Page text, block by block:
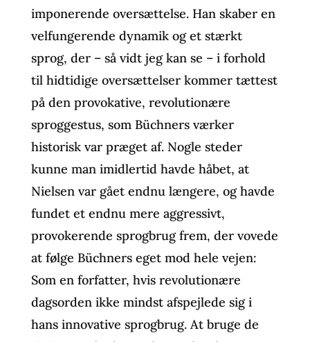
imponerende oversættelse. Han skaber en
velfungerende dynamik og et stærkt
sprog, der – så vidt jeg kan se – i forhold
til hidtidige oversættelser kommer tættest
på den provokative, revolutionære
sproggestus, som Büchners værker
historisk var præget af. Nogle steder
kunne man imidlertid havde håbet, at
Nielsen var gået endnu længere, og havde
fundet et endnu mere aggressivt,
provokerende sprogbrug frem, der vovede
at følge Büchners eget mod hele vejen:
Som en forfatter, hvis revolutionære
dagsorden ikke mindst afspejlede sig i
hans innovative sprogbrug. At bruge de